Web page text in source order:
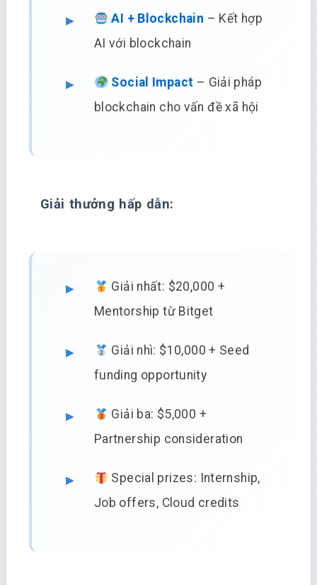
AI + Blockchain – Kết hợp
AI với blockchain
Social Impact – Giải pháp
blockchain cho vấn đề xã hội
Giải thưởng hấp dẫn:
Giải nhất: $20,000 +
Mentorship từ Bitget
Giải nhì: $10,000 + Seed
funding opportunity
Giải ba: $5,000 +
Partnership consideration
Special prizes: Internship,
Job offers, Cloud credits